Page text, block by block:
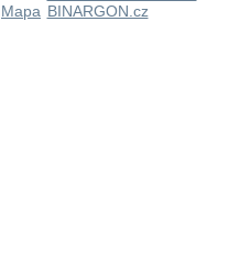
Mapa BINARGON.cz